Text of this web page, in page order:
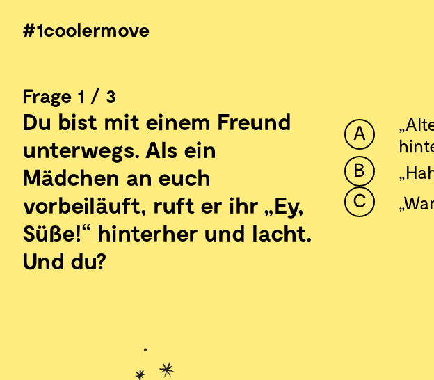
#1coolermove
Frage 1 / 3
Du bist mit einem Freund
unterwegs. Als ein
Mädchen an euch
vorbeiläuft, ruft er ihr „Ey,
Süße!“ hinterher und lacht.
Und du?